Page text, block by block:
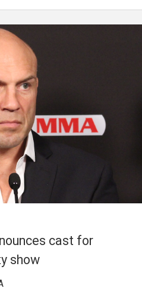
cast for
show